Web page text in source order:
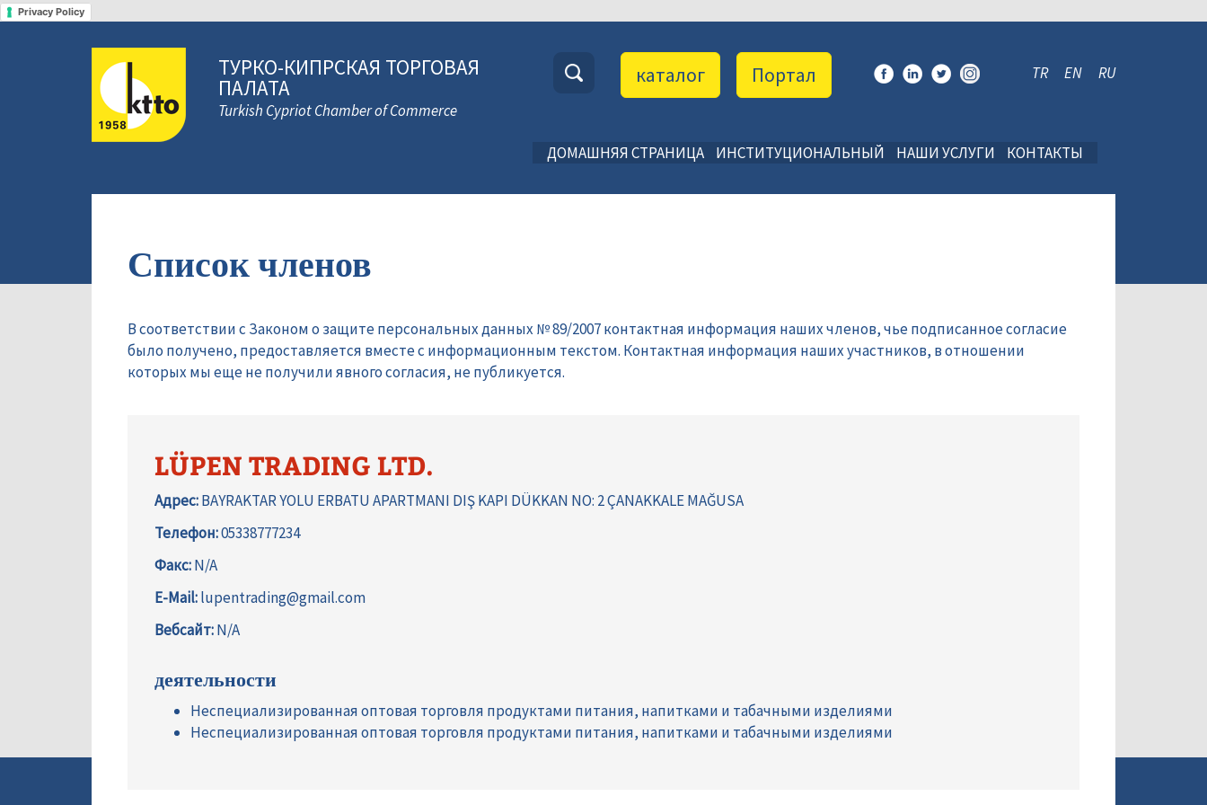
Privacy Policy
ТУРКО-КИПРСКАЯ ТОРГОВАЯ
ПАЛАТА
Turkish Cypriot Chamber of Commerce
TR EN RU
Портал
каталог
ДОМАШНЯЯ СТРАНИЦА ИНСТИТУЦИОНАЛЬНЫЙ НАШИ УСЛУГИ КОНТАКТЫ
Список членов
В соответствии с Законом о защите персональных данных № 89/2007 контактная информация наших членов, чье подписанное согласие
было получено, предоставляется вместе с информационным текстом. Контактная информация наших участников, в отношении
которых мы еще не получили явного согласия, не публикуется.
LÜPEN TRADING LTD.
Адрес:BAYRAKTAR YOLU ERBATU APARTMANI DIŞ KAPI DÜKKAN NO: 2 ÇANAKKALE MAĞUSA
Телефон:05338777234
Факс:N/A
E-Mail:lupentrading@gmail.com
Вебсайт:N/A
деятельности
Неспециализированная оптовая торговля продуктами питания, напитками и табачными изделиями
Неспециализированная оптовая торговля продуктами питания, напитками и табачными изделиями